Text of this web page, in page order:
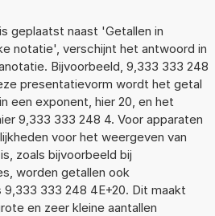
geplaatst naast 'Getallen in
notatie', verschijnt het antwoord in
Bijvoorbeeld, 9,333 333 248
presentatievorm wordt het getal
een exponent, hier 20, en het
9,333 333 248 4. Voor apparaten
voor het weergeven van
zoals bijvoorbeeld bij
worden getallen ook
333 248 4E+20. Dit maakt
en zeer kleine aantallen